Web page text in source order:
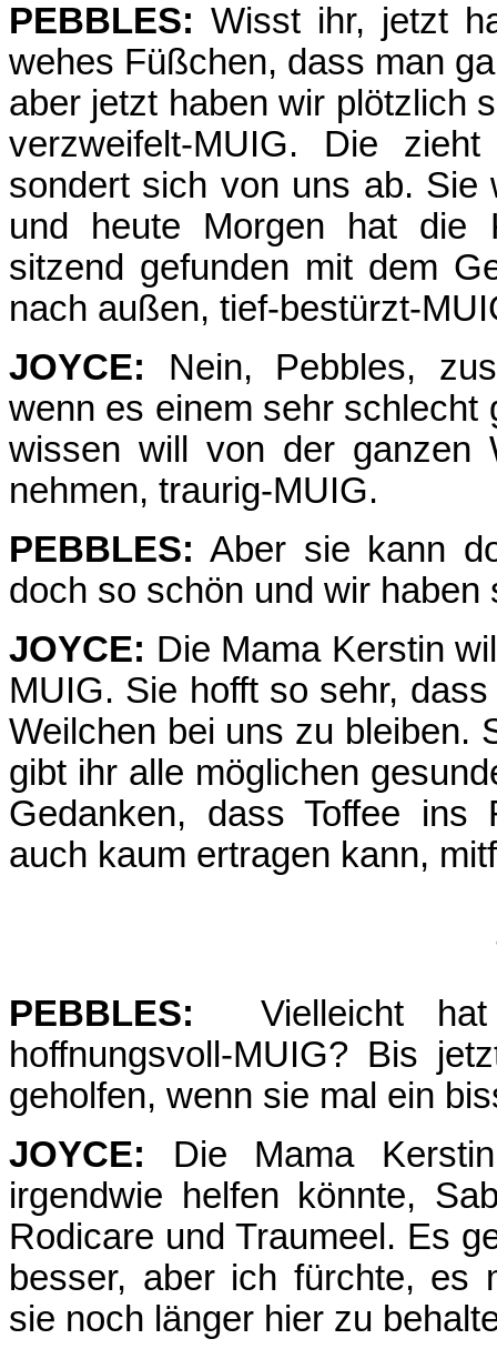
PEBBLES: Wisst ihr, jetzt
wehes Füßchen, dass man
aber jetzt haben wir plötzlich
verzweifelt-MUIG. Die
sondert sich von uns ab.
und heute Morgen hat die
sitzend gefunden mit dem
nach außen, tief-bestürzt-
JOYCE: Nein, Pebbles,
wenn es einem sehr schlecht
wissen will von der ganzen
nehmen, traurig-MUIG.
PEBBLES: Aber sie kann
doch so schön und wir
JOYCE: Die Mama Kerstin
MUIG. Sie hofft so sehr,
Weilchen bei uns zu bleiben.
gibt ihr alle möglichen
Gedanken, dass Toffee ins
auch kaum ertragen kann,
PEBBLES: Vielleicht hat
hoffnungsvoll-MUIG? Bis
geholfen, wenn sie mal ein
JOYCE: Die Mama
irgendwie helfen könnte,
Rodicare und Traumeel. Es
besser, aber ich fürchte, es
sie noch länger hier zu